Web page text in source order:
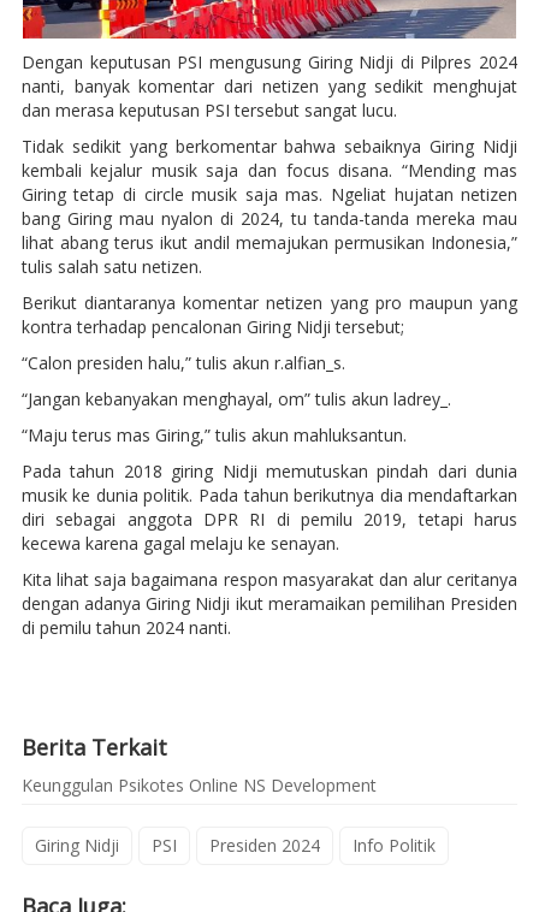
Dengan keputusan PSI mengusung Giring Nidji di Pilpres 2024
nanti, banyak komentar dari netizen yang sedikit menghujat
dan merasa keputusan PSI tersebut sangat lucu.
Tidak sedikit yang berkomentar bahwa sebaiknya Giring Nidji
kembali kejalur musik saja dan focus disana. “Mending mas
Giring tetap di circle musik saja mas. Ngeliat hujatan netizen
bang Giring mau nyalon di 2024, tu tanda-tanda mereka mau
lihat abang terus ikut andil memajukan permusikan Indonesia,”
tulis salah satu netizen.
Berikut diantaranya komentar netizen yang pro maupun yang
kontra terhadap pencalonan Giring Nidji tersebut;
“Calon presiden halu,” tulis akun r.alfian_s.
“Jangan kebanyakan menghayal, om” tulis akun ladrey_.
“Maju terus mas Giring,” tulis akun mahluksantun.
Pada tahun 2018 giring Nidji memutuskan pindah dari dunia
musik ke dunia politik. Pada tahun berikutnya dia mendaftarkan
diri sebagai anggota DPR RI di pemilu 2019, tetapi harus
kecewa karena gagal melaju ke senayan.
Kita lihat saja bagaimana respon masyarakat dan alur ceritanya
dengan adanya Giring Nidji ikut meramaikan pemilihan Presiden
di pemilu tahun 2024 nanti.
Berita Terkait
Keunggulan Psikotes Online NS Development
Giring Nidji PSI Presiden 2024 Info Politik
Baca Juga: